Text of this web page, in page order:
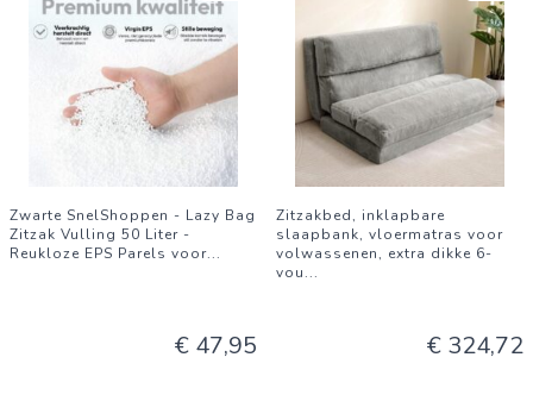
Zwarte SnelShoppen - Lazy Bag
Zitzak Vulling 50 Liter -
Reukloze EPS Parels voor...
€ 47,95
Zitzakbed, inklapbare
slaapbank, vloermatras voor
volwassenen, extra dikke 6-
vou...
€ 324,72